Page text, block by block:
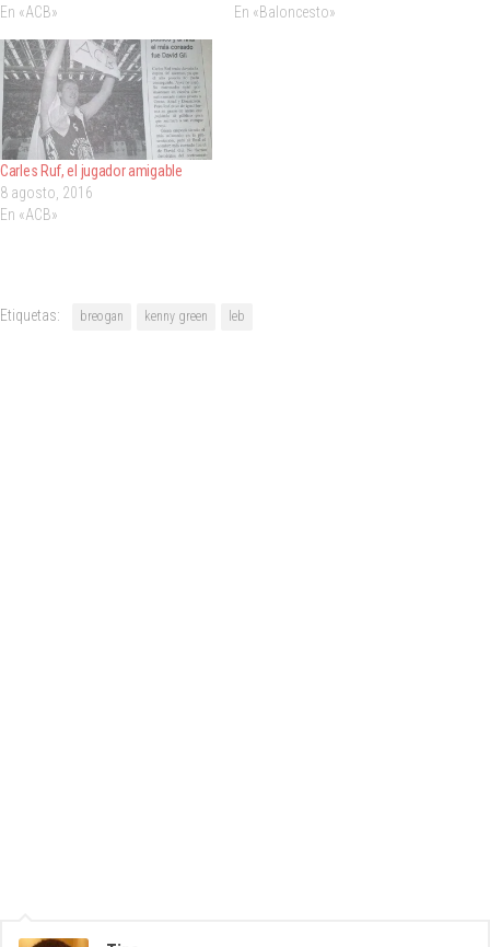
En «ACB»
En «Baloncesto»
Carles Ruf, el jugador amigable
8 agosto, 2016
En «ACB»
Etiquetas: breogan kenny green leb